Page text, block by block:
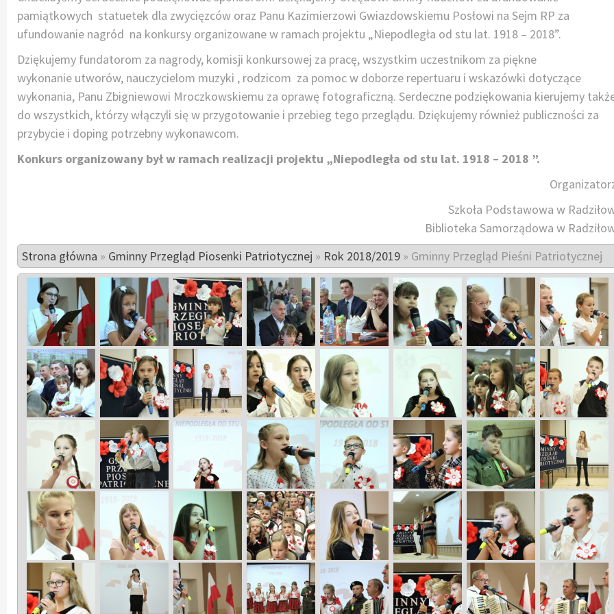
pamiątkowych statuetek dla zwycięzców oraz Panu Kazimierzowi Gwiazdowskiemu Posłowi na Sejm RP za
ufundowanie nagród na konkursy organizowane w ramach projektu „Niepodległa od stu lat. 1918 – 2018”.
Dziękujemy fundatorom za nagrody, komisji konkursowej za pracę, wszystkim uczestnikom za piękne
wykonanie utworów, nauczycielom muzyki , rodzicom za pomoc w doborze repertuaru i wskazówki dotyczące
wykonania, Panu Zbigniewowi Mroczkowskiemu za oprawę fotograficzną. Serdeczne podziękowania kierujemy
do wszystkich, którzy włączyli się w przygotowanie i przebieg tego przeglądu. Dziękujemy również publiczności za
przybycie i doping potrzebny wykonawcom.
Konkurs organizowany był w ramach realizacji projektu „Niepodległa od stu lat. 1918 – 2018 ”.
Szkoła Podstawowa w
Biblioteka Samorządowa w
Strona główna » Gminny Przegląd Piosenki Patriotycznej » Rok 2018/2019 » Gminny Przegląd Pieśni Patriotycznej